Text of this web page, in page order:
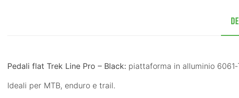
Pedali flat Trek Line Pro – Black: piattaforma in alluminio
Ideali per MTB, enduro e trail.